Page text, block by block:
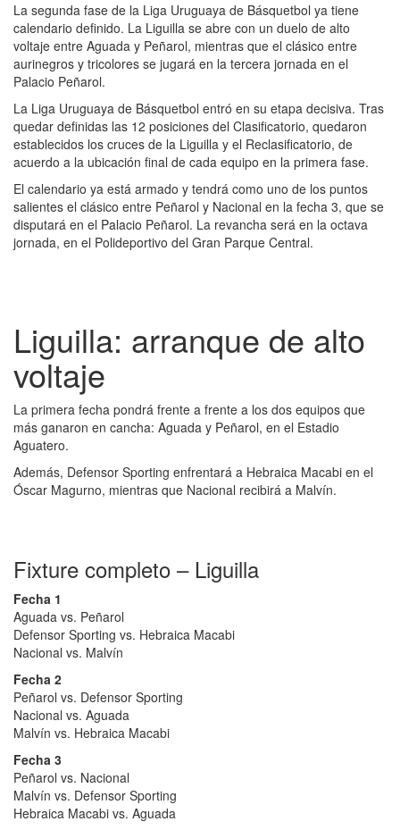
La segunda fase de la Liga Uruguaya de Básquetbol ya tiene
calendario definido. La Liguilla se abre con un duelo de alto
voltaje entre Aguada y Peñarol, mientras que el clásico entre
aurinegros y tricolores se jugará en la tercera jornada en el
Palacio Peñarol.
La Liga Uruguaya de Básquetbol entró en su etapa decisiva. Tras
quedar definidas las 12 posiciones del Clasificatorio, quedaron
establecidos los cruces de la Liguilla y el Reclasificatorio, de
acuerdo a la ubicación final de cada equipo en la primera fase.
El calendario ya está armado y tendrá como uno de los puntos
salientes el clásico entre Peñarol y Nacional en la fecha 3, que se
disputará en el Palacio Peñarol. La revancha será en la octava
jornada, en el Polideportivo del Gran Parque Central.
Liguilla: arranque de alto
voltaje
La primera fecha pondrá frente a frente a los dos equipos que
más ganaron en cancha: Aguada y Peñarol, en el Estadio
Aguatero.
Además, Defensor Sporting enfrentará a Hebraica Macabi en el
Óscar Magurno, mientras que Nacional recibirá a Malvín.
Fixture completo – Liguilla
Fecha 1
Aguada vs. Peñarol
Defensor Sporting vs. Hebraica Macabi
Nacional vs. Malvín
Fecha 2
Peñarol vs. Defensor Sporting
Nacional vs. Aguada
Malvín vs. Hebraica Macabi
Fecha 3
Peñarol vs. Nacional
Malvín vs. Defensor Sporting
Hebraica Macabi vs. Aguada